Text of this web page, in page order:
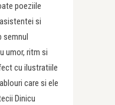
poeziile
si
semnul
umor, ritm si
cu ilustratiile
care si ele
Dinicu